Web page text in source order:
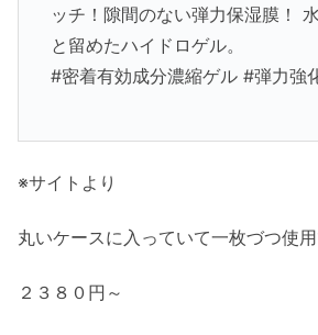
ッチ！隙間のない弾力保湿膜！
と留めたハイドロゲル。
#密着有効成分濃縮ゲル #弾力強
※サイトより
丸いケースに入っていて一枚づつ使用
２３８０円～